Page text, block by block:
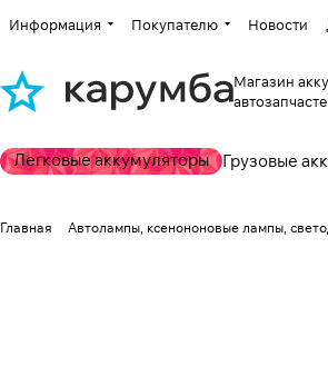
Информация Покупателю Новости
Магазин
Легковые аккумуляторы Грузовые
Главная Автолампы, ксенононовые лампы,